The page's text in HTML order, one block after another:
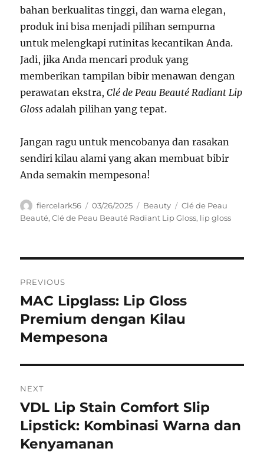
bahan berkualitas tinggi, dan warna elegan,
produk ini bisa menjadi pilihan sempurna
untuk melengkapi rutinitas kecantikan Anda.
Jadi, jika Anda mencari produk yang
memberikan tampilan bibir menawan dengan
perawatan ekstra,Clé de Peau Beauté Radiant Lip
Gloss adalah pilihan yang tepat.
Jangan ragu untuk mencobanya dan rasakan
sendiri kilau alami yang akan membuat bibir
Anda semakin mempesona!
Author
fiercelark56
Posted
on
03/26/2025 Categories
Beauty Tags
Clé de Peau
Beauté,Clé de Peau Beauté Radiant Lip Gloss, lip gloss
pos
PREVIOUS
Previous
post:
MAC Lipglass: Lip Gloss
Premium dengan Kilau
Mempesona
NEXT
Next
post:
VDL Lip Stain Comfort Slip
Lipstick: Kombinasi Warna dan
Kenyamanan